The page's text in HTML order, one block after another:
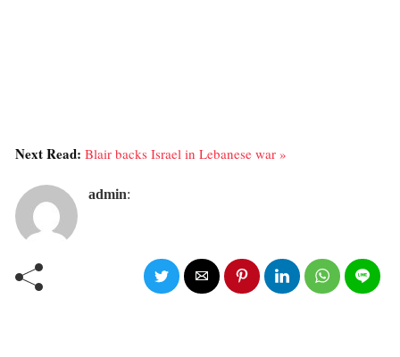
Next Read: Blair backs Israel in Lebanese war »
admin: